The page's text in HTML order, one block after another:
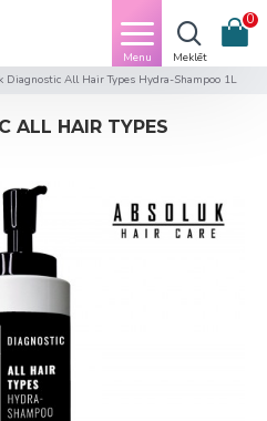
0
Diagnostic All Hair Types Hydra-Shampoo 1L
ALL HAIR TYPES